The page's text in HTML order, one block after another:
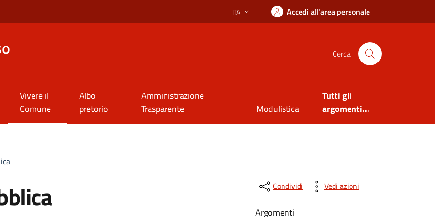
Lingua attiva:
ITA Accedi all'area personale
Cerca
Vivere il
Comune
Albo
pretorio
Amministrazione
Trasparente
Modulistica
Tutti gli
argomenti...
Condividi Vedi azioni
Argomenti